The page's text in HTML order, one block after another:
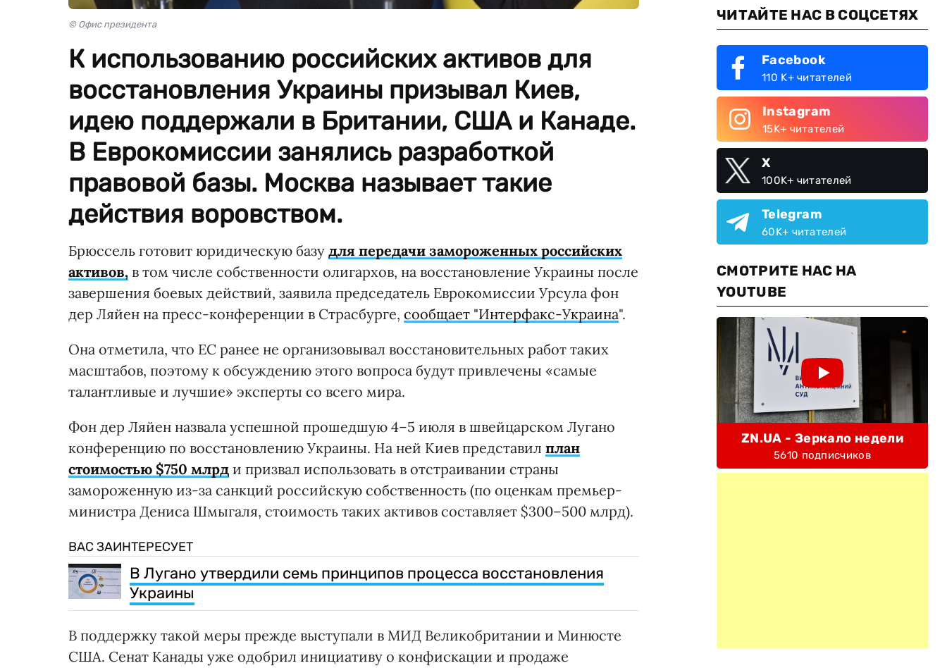
© Офис президента
К использованию российских активов для
восстановления Украины призывал Киев,
идею поддержали в Британии, США и Канаде.
В Еврокомиссии занялись разработкой
правовой базы. Москва называет такие
действия воровством.
Брюссель готовит юридическую базу для передачи замороженных российских
активов, в том числе собственности олигархов, на восстановление Украины после
завершения боевых действий, заявила председатель Еврокомиссии Урсула фон
дер Ляйен на пресс-конференции в Страсбурге, сообщает "Интерфакс-Украина".
Она отметила, что ЕС ранее не организовывал восстановительных работ таких
масштабов, поэтому к обсуждению этого вопроса будут привлечены «самые
талантливые и лучшие» эксперты со всего мира.
Фон дер Ляйен назвала успешной прошедшую 4–5 июля в швейцарском Лугано
конференцию по восстановлению Украины. На ней Киев представил план
стоимостью $750 млрд и призвал использовать в отстраивании страны
замороженную из-за санкций российскую собственность (по оценкам премьер-
министра Дениса Шмыгаля, стоимость таких активов составляет $300–500 млрд).
ВАС ЗАИНТЕРЕСУЕТ
В Лугано утвердили семь принципов процесса восстановления
Украины
В поддержку такой меры прежде выступали в МИД Великобритании и Минюсте
США. Сенат Канады уже одобрил инициативу о конфискации и продаже
ЧИТАЙТЕ НАС В СОЦСЕТЯХ
Facebook
110 K+ читателей
Instagram
15K+ читателей
X
100K+ читателей
Telegram
60K+ читателей
СМОТРИТЕ НАС НА
YOUTUBE
ZN.UA - Зеркало недели
5610 подписчиков